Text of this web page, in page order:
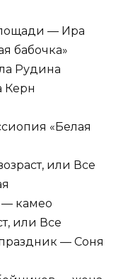
— Ира
бабочка»
Рудина
Керн
«Белая
или Все
камео
или Все
— Соня